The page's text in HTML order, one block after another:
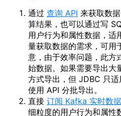
通过 查询 API 来获取数
算结果，也可以通过写
用户行为和属性数据，适
量获取数据的需求，可用
意，由于效率问题，此方
始数据。如果需要导出大
方式导出，但 JDBC 只
使用 API 分批导出。
直接 订阅 Kafka 实时数据
细粒度的用户行为和属性